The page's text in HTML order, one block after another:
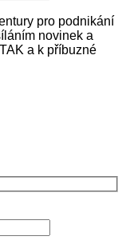
pro podnikání
novinek a
a k příbuzné